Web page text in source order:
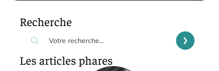
Recherche
Les articles phares